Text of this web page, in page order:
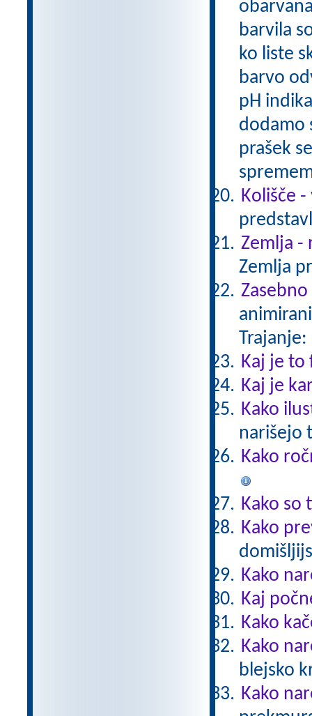
barvila
ko liste
barvo
pH
dodamo
prašek
Kolišče
Zemlja -
Zemlja
Kaj je to
Kaj je
Kako
narišejo
Kako
Kako so
Kako
Kako
Kaj
Kako
Kako
blejsko
Kako